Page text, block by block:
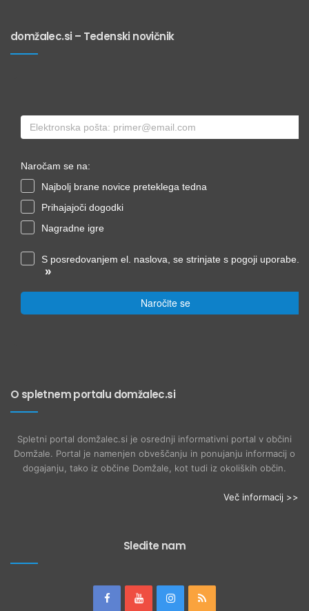
domžalec.si – Tedenski novičnik
Naročam se na:
Najbolj brane novice preteklega tedna
Prihajajoči dogodki
Nagradne igre
S posredovanjem el. naslova, se strinjate s pogoji uporabe.
»
Naročite se
O spletnem portalu domžalec.si
Spletni portal domžalec.si je osrednji informativni portal v občini
Domžale. Portal je namenjen obveščanju in ponujanju informacij o
dogajanju, tako iz občine Domžale, kot tudi iz okoliških občin.
Več informacij >>
Sledite nam